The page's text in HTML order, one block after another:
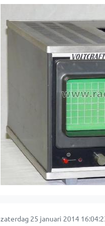
zaterdag 25 januari 2014